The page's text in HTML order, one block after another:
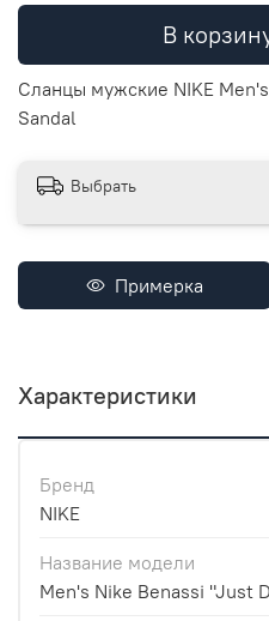
В
Сланцы мужские NIKE
Sandal
Выбрать
Примерка
Характеристики
Бренд
NIKE
Название модели
Men's Nike Benassi "Just